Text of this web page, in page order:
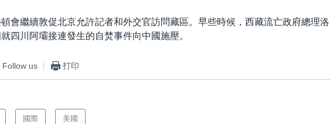
會繼續敦促北京允許記者和外交官訪問藏區。早些時候，西藏流亡政府總理洛
四川阿壩接連發生的自焚事件向中國施壓。
Follow us 打印
國際 美國